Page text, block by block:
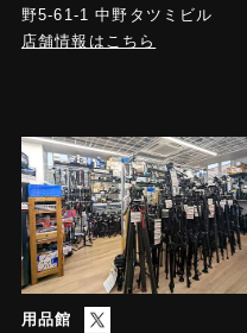
野5-61-1 中野タツミビル
店舗情報はこちら
用品館